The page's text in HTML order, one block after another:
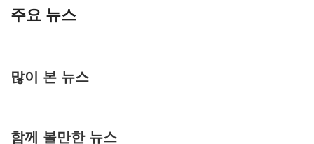
주요 뉴스
많이 본 뉴스
함께 볼만한 뉴스